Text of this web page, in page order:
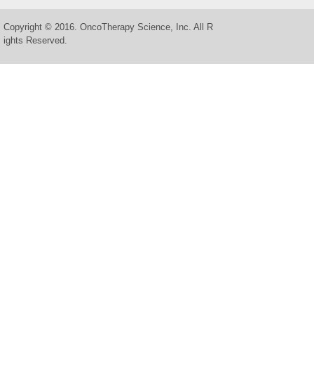
Copyright © 2016. OncoTherapy Science, Inc. All R
ights Reserved.